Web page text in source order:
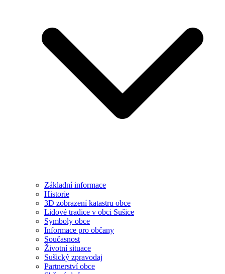
Základní informace
Historie
3D zobrazení katastru obce
Lidové tradice v obci Sušice
Symboly obce
Informace pro občany
Současnost
Životní situace
Sušický zpravodaj
Partnerství obce